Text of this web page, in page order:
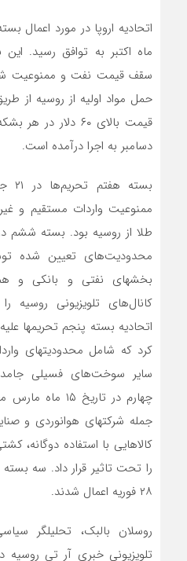
اتحادیه اروپا در مورد اعمال
ماه اکتبر به توافق رسید.
سقف قیمت نفت و ممنوعیت
حمل مواد اولیه از روسیه از
دسامبر به اجرا درآمده است.
ممنوعیت واردات مستقیم و
محدودیت‌های تعیین شده
بخشهای نفتی و بانکی و
کانال‌های تلویزیونی روسیه
کرد که شامل محدودیتهای
سایر سوخت‌های فسیلی
چهارم در تاریخ
جمله شرکتهای هوانوردی و
کالاهایی با استفاده
۲۸ فوریه اعمال شدند.
روسلان بالبک، تحلیلگر
تلویزیونی خبری آر تی